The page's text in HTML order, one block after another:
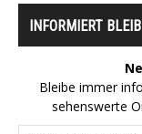
INFORMIERT
Bleibe immer
sehenswerte